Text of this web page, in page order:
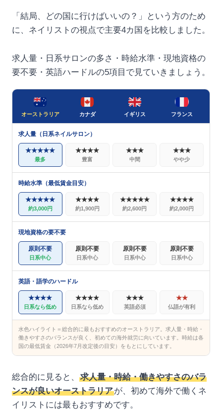
「結局、どの国に行けばいいの？」という方のため
に、ネイリストの視点で主要4カ国を比較しました。
求人量・日系サロンの多さ・時給水準・現地資格の
要不要・英語ハードルの5項目で見ていきましょう。
オーストラリア カナダ イギリス フランス
求人量（日系ネイルサロン）
★★★★★
最多
★★★★
豊富
★★★
中間
★★★
やや少
時給水準（最低賃金目安）
★★★★★
約3,000円
★★★★
約1,900円
★★★★★
約2,600円
★★★★
約2,000円
現地資格の要不要
原則不要
日系中心
原則不要
日系中心
原則不要
日系中心
原則不要
日系中心
英語・語学のハードル
★★★★
日系なら低め
★★★★
日系なら低め
★★★
英語必須
★★
仏語が有利
水色ハイライト＝総合的に最もおすすめのオーストラリア。求人量・時給・
働きやすさのバランスが良く、初めての海外就労に向いています。時給は各
国の最低賃金（2026年7月改定後の目安）をもとにしています。
総合的に見ると、
求人量・時給・働きやすさのバラ
ンスが良いオーストラリアが、初めて海外で働くネ
イリストには最もおすすめです。